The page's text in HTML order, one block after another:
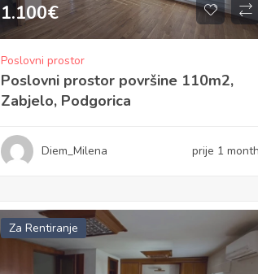
1.100€
Poslovni prostor
Poslovni prostor površine 110m2,
Zabjelo, Podgorica
Diem_Milena prije 1 month
Za Rentiranje